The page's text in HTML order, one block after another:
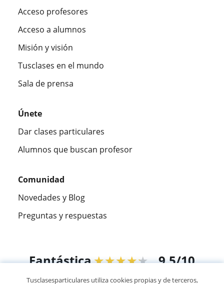
Acceso profesores
Acceso a alumnos
Misión y visión
Tusclases en el mundo
Sala de prensa
Únete
Dar clases particulares
Alumnos que buscan profesor
Comunidad
Novedades y Blog
Preguntas y respuestas
Fantástica★★★★★ 9,5/10
Tusclasesparticulares utiliza cookies propias y de terceros,